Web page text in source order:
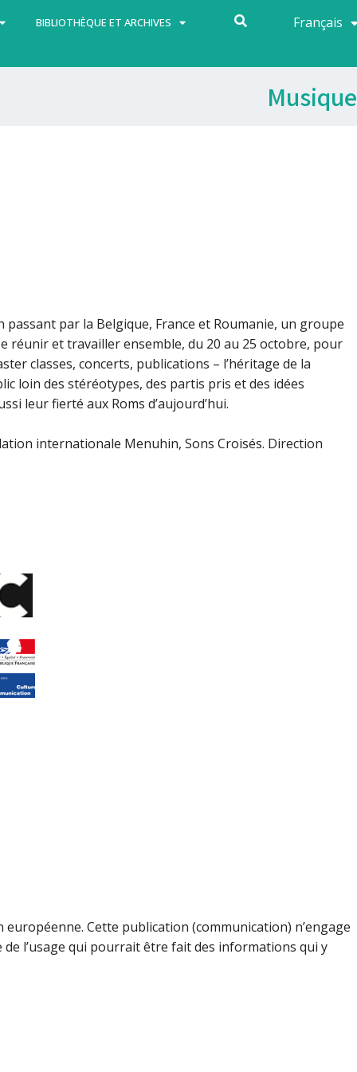
BIBLIOTHÈQUE ET ARCHIVES Français
Español
Musique
passant par la Belgique, France et Roumanie, un groupe
réunir et travailler ensemble, du 20 au 25 octobre, pour
classes, concerts, publications – l’héritage de la
loin des stéréotypes, des partis pris et des idées
leur fierté aux Roms d’aujourd’hui.
internationale Menuhin, Sons Croisés. Direction
Cette publication (communication) n’engage
l’usage qui pourrait être fait des informations qui y